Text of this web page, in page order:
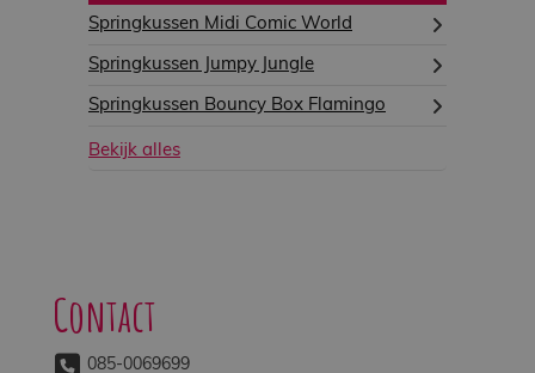
Springkussen Midi Comic World
Springkussen Jumpy Jungle
Springkussen Bouncy Box Flamingo
Bekijk alles
Contact
085-0069699